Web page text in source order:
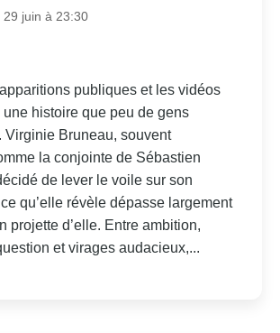
29 juin à 23:30
publiques et les vidéos
histoire que peu de gens
Virginie Bruneau, souvent
la conjointe de Sébastien
de lever le voile sur son
qu’elle révèle dépasse largement
projette d’elle. Entre ambition,
et virages audacieux,...